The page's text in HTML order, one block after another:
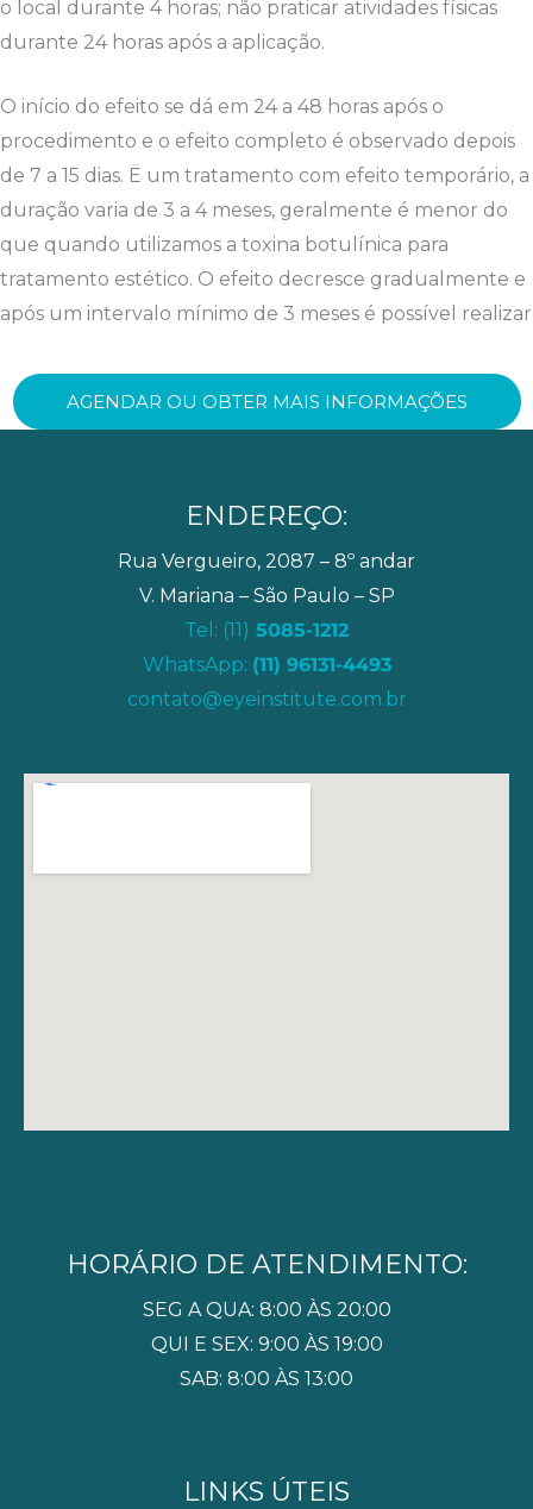
o local durante 4 horas; não praticar atividades físicas
durante 24 horas após a aplicação.
O início do efeito se dá em 24 a 48 horas após o
procedimento e o efeito completo é observado depois
de 7 a 15 dias. Ë um tratamento com efeito temporário, a
duração varia de 3 a 4 meses, geralmente é menor do
que quando utilizamos a toxina botulínica para
tratamento estético. O efeito decresce gradualmente e
após um intervalo mínimo de 3 meses é possível realizar
AGENDAR OU OBTER MAIS INFORMAÇÕES
ENDEREÇO:
Rua Vergueiro, 2087 – 8º andar
V. Mariana – São Paulo – SP
Tel: (11) 5085-1212
WhatsApp: (11) 96131-4493
contato@eyeinstitute.com.br
HORÁRIO DE ATENDIMENTO:
SEG A QUA: 8:00 ÀS 20:00
QUI E SEX: 9:00 ÀS 19:00
SAB: 8:00 ÀS 13:00
LINKS ÚTEIS